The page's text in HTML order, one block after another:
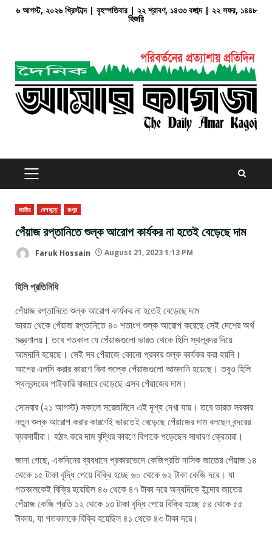
Skip৬ আগস্ট, ২০২৬ খ্রিস্টাব্দ | বৃহস্পতিবার | ২২ শ্রাবণ, ১৪৩৩ বঙ্গাব্দ | ২২ সফর, ১৪৪৮
হিজরি
PRIMARY
MENU
জাতীয় দেশজুড়ে রংপুর
পেঁয়াজ রপ্তানিতে শুল্ক আরোপ কার্যকর না হতেই বেড়েছে দাম
Faruk Hossain August 21, 2023 1:13 PM
হিলি প্রতিনিধি
পেঁয়াজ রপ্তানিতে শুল্ক আরোপ কার্যকর না হতেই বেড়েছে দাম
ভারত থেকে পেঁয়াজ রপ্তানিতে ৪০ শতাংশ শুল্ক আরোপ করেছে সেই দেশের অর্থ
মন্ত্রণালয়। তবে গতকাল যে পেঁয়াজগুলো ভারত থেকে হিলি স্থলবন্দর দিয়ে
আমদানি হয়েছে। সেই সব পেঁয়াজে কোনো প্রকার শুল্ক কার্যকর করা হয়নি।
আগের এলসি করার কারণে বিনা শুল্কে পেঁয়াজগুলো আমদানি হয়েছে। তবুও হিলি
স্থলবন্দরের পাইকারি বাজারে বেড়েছে এসব পেঁয়াজের দাম।
সোমবার (২১ আগস্ট) সকালে সরেজমিনে এই দৃশ্য দেখা যায়। তবে ভারত সরকার
নতুন শুল্ক আরোপ করার কারণেই ভারতেই বেড়েছে পেঁয়াজের দাম বলছেন বন্দরের
ব্যবসায়ীরা। হঠাৎ করে দাম বৃদ্ধির কারণে বিপাকে পড়েছেন সাধারণ ক্রেতারা।
জানা গেছে, একদিনের ব্যবধানে প্রকারভেদে কেজিপ্রতি নাসিক জাতের পেঁয়াজ ১৪
থেকে ১৫ টাকা বৃদ্ধি পেয়ে বিক্রি হচ্ছে ৬০ থেকে ৬২ টাকা কেজি দরে। যা
গতকালকেই বিক্রি হয়েছিল ৪৬ থেকে ৪৭ টাকা দরে অন্যদিকে ইন্দোর জাতের
পেঁয়াজ কেজি প্রতি ১২ থেকে ১৩ টাকা বৃদ্ধি পেয়ে বিক্রি হচ্ছে ৫৪ থেকে ৫৫
টাকায়, যা গতকালকে বিক্রি হয়েছিল ৪১ থেকে ৪৩ টাকা দরে।